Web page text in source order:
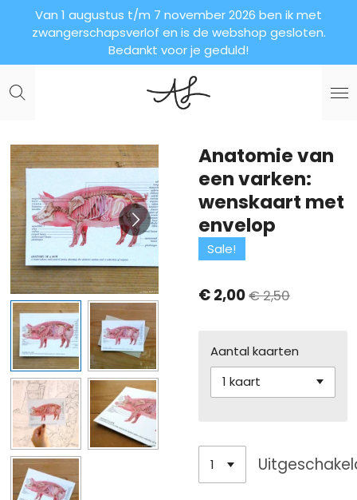
direct
de
hoofdinhoud
Van 1 augustus t/m 7 november 2026 ben ik met
zwangerschapsverlof en is de webshop gesloten.
Bedankt voor je geduld!
Anatomie van
een varken:
wenskaart met
envelop
Sale!
€ 2,00€ 2,50
Aantal kaarten